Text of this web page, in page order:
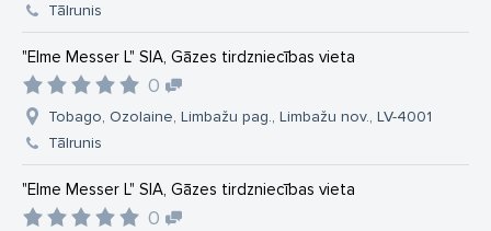
Tālrunis
"Elme Messer L" SIA, Gāzes tirdzniecības vieta
0
Tobago, Ozolaine, Limbažu pag., Limbažu nov., LV-4001
Tālrunis
"Elme Messer L" SIA, Gāzes tirdzniecības vieta
0